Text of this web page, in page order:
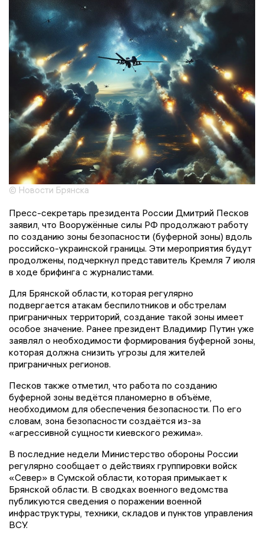
© Новости Брянска
Пресс-секретарь президента России Дмитрий Песков
заявил, что Вооружённые силы РФ продолжают работу
по созданию зоны безопасности (буферной зоны) вдоль
российско-украинской границы. Эти мероприятия будут
продолжены, подчеркнул представитель Кремля 7 июля
в ходе брифинга с журналистами.
Для Брянской области, которая регулярно
подвергается атакам беспилотников и обстрелам
приграничных территорий, создание такой зоны имеет
особое значение. Ранее президент Владимир Путин уже
заявлял о необходимости формирования буферной зоны,
которая должна снизить угрозы для жителей
приграничных регионов.
Песков также отметил, что работа по созданию
буферной зоны ведётся планомерно в объёме,
необходимом для обеспечения безопасности. По его
словам, зона безопасности создаётся из-за
«агрессивной сущности киевского режима».
В последние недели Министерство обороны России
регулярно сообщает о действиях группировки войск
«Север» в Сумской области, которая примыкает к
Брянской области. В сводках военного ведомства
публикуются сведения о поражении военной
инфраструктуры, техники, складов и пунктов управления
ВСУ.